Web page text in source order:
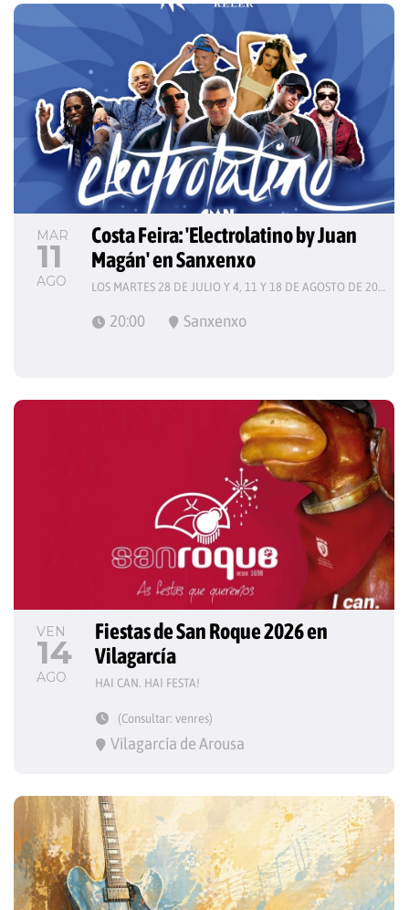
MAR
11
AGO
Costa Feira: 'Electrolatino by Juan
Magán' en Sanxenxo
LOS MARTES 28 DE JULIO Y 4, 11 Y 18 DE AGOSTO DE 2026
20:00 Sanxenxo
VEN
14
AGO
Fiestas de San Roque 2026 en
Vilagarcía
HAI CAN. HAI FESTA!
(Consultar: venres)
Vilagarcía de Arousa